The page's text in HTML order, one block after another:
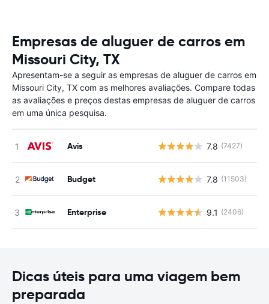
Empresas de aluguer de carros em
Missouri City, TX
Apresentam-se a seguir as empresas de aluguer de carros em
Missouri City, TX com as melhores avaliações. Compare todas
as avaliações e preços destas empresas de aluguer de carros
em uma única pesquisa.
Avis 7.8 (7427)
Budget 7.8 (11503)
Enterprise 9.1 (2406)
Dicas úteis para uma viagem bem
preparada